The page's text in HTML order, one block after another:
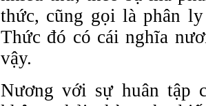
thức, cũng gọi là phân
Thức đó có cái nghĩa
vậy.
Nương với sự huân tập